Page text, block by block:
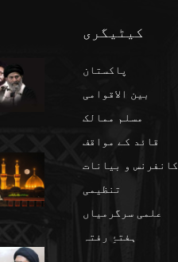
کیٹیگری
پاکستان
بین الاقوامی
مسلم ممالک
قائد کے مواقف
کانفرنس و بیانات
تنظیمی
علمی سرگرمیاں
ہفتۂِ رفتہ